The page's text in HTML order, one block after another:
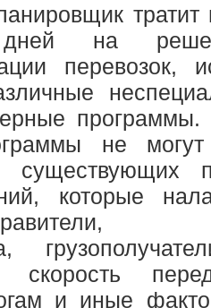
тратит
на
перевозок,
программы.
не
существующих
которые
скорость
и иные